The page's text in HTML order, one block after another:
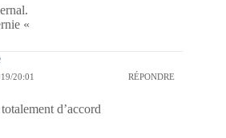
«
20:01 RÉPONDRE
d’accord